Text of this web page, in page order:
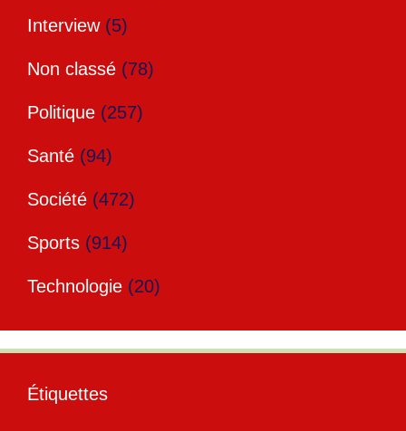
Interview(5)
Non classé (78)
Politique (257)
Santé (94)
Société (472)
Sports (914)
Technologie (20)
Étiquettes